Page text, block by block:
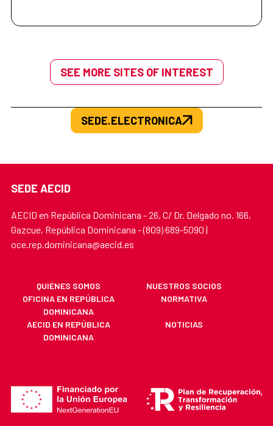
SEE MORE SITES OF INTEREST
SEDE.ELECTRONICA
SEDE AECID
AECID en República Dominicana - 26, C/ Dr. Delgado no. 166,
Gazcue, República Dominicana - (809) 689-5090 |
oce.rep.dominicana@aecid.es
QUIÉNES SOMOS
NUESTROS SOCIOS
OFICINA EN REPÚBLICA
DOMINICANA
NORMATIVA
AECID EN REPÚBLICA
DOMINICANA
NOTICIAS